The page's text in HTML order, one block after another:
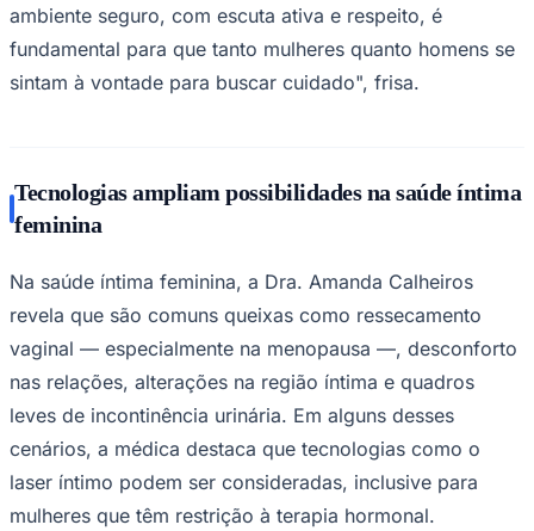
São Paulo
ambiente seguro, com escuta ativa e respeito, é
fundamental para que tanto mulheres quanto homens se
sintam à vontade para buscar cuidado", frisa.
Tecnologias ampliam possibilidades na saúde íntima
feminina
Na saúde íntima feminina, a Dra. Amanda Calheiros
revela que são comuns queixas como ressecamento
vaginal — especialmente na menopausa —, desconforto
nas relações, alterações na região íntima e quadros
leves de incontinência urinária. Em alguns desses
cenários, a médica destaca que tecnologias como o
laser íntimo podem ser consideradas, inclusive para
mulheres que têm restrição à terapia hormonal.